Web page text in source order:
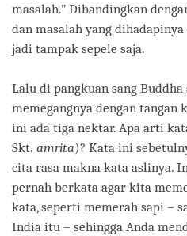
masalah.” Dibandingkan
dan masalah yang
jadi tampak sepele saja.
Lalu di pangkuan sang
memegangnya dengan
ini ada tiga nektar. Apa arti
Skt. amrita)? Kata ini
cita rasa makna kata aslinya.
pernah berkata agar kita
kata, seperti memerah sapi –
India itu – sehingga Anda